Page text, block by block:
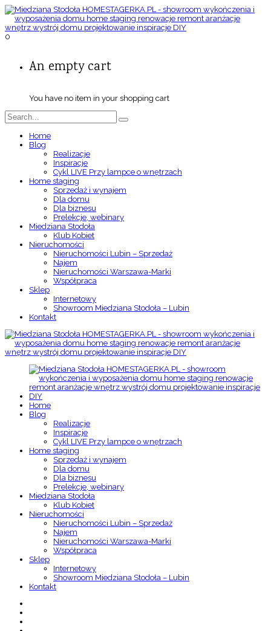
0
An empty cart
You have no item in your shopping cart
Home
Blog
Realizacje
Inspiracje
Cykl LIVE Przy lampce o wnętrzach
Home staging
Sprzedaż i wynajem
Dla domu
Dla biznesu
Prelekcje, webinary
Miedziana Stodoła
Klub Kobiet
Nieruchomości
Nieruchomości Lubin – Sprzedaż
Najem
Nieruchomości Warszawa-Marki
Współpraca
Sklep
Internetowy
Showroom Miedziana Stodoła – Lubin
Kontakt
Home
Blog
Realizacje
Inspiracje
Cykl LIVE Przy lampce o wnętrzach
Home staging
Sprzedaż i wynajem
Dla domu
Dla biznesu
Prelekcje, webinary
Miedziana Stodoła
Klub Kobiet
Nieruchomości
Nieruchomości Lubin – Sprzedaż
Najem
Nieruchomości Warszawa-Marki
Współpraca
Sklep
Internetowy
Showroom Miedziana Stodoła – Lubin
Kontakt